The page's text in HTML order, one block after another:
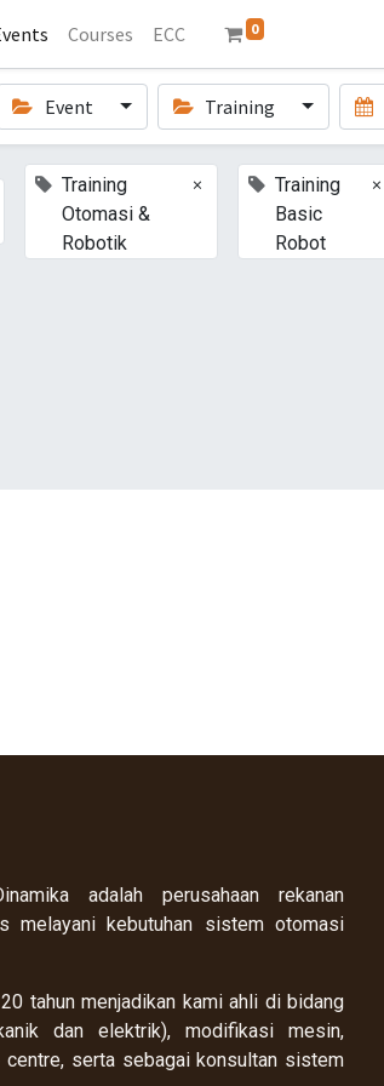
Courses ECC 0
Event Training
Training
Otomasi &
Robotik
×
Training
Basic
Robot
×
adalah perusahaan rekanan
melayani kebutuhan sistem otomasi
tahun menjadikan kami ahli di bidang
dan elektrik), modifikasi mesin,
serta sebagai konsultan sistem